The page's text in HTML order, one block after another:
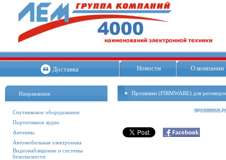
Доставка Новости О компании
Направления
Спутниковое оборудование
Портативное аудио
Антенны
Автомобильная электроника
Видеонаблюдение и системы
безопасности
Прошивки (FIRMWARE) для
прошивки